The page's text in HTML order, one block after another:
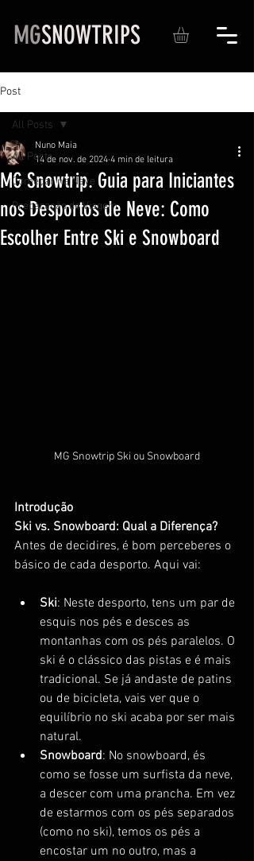
MGSNOWTRIPS
Post
All Posts
Começar na Neve
Preparação de Viagem
All Posts
MG Snowtrip. Guia para Iniciantes
nos Desportos de Neve: Como
Escolher Entre Ski e Snowboard
Nuno Maia
14 de nov. de 2024 4 min de leitura
MG Snowtrip Ski ou Snowboard
Introdução
Ski vs. Snowboard: Qual a Diferença?
Antes de decidires, é bom perceberes o
básico de cada desporto. Aqui vai:
Ski: Neste desporto, tens um par de
esquis nos pés e desces as
montanhas com os pés paralelos. O
ski é o clássico das pistas e é mais
tradicional. Se já andaste de patins
ou de bicicleta, vais ver que o
equilíbrio no ski acaba por ser mais
natural.
Snowboard: No snowboard, és
como se fosse um surfista da neve,
a descer com uma prancha. Em vez
de estarmos com os pés separados
(como no ski), temos os pés a
encostar um no outro, mas a